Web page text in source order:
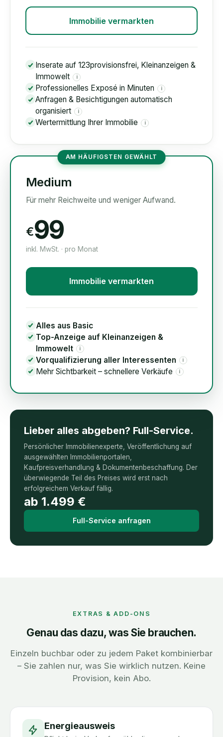
Immobilie vermarkten
Inserate auf 123provisionsfrei, Kleinanzeigen &
Immowelt
i
Professionelles Exposé in Minuten i
Anfragen & Besichtigungen automatisch
organisiert
i
Wertermittlung Ihrer Immobilie i
AM HÄUFIGSTEN GEWÄHLT
Medium
Für mehr Reichweite und weniger Aufwand.
€99
inkl. MwSt. · pro Monat
Immobilie vermarkten
Alles aus Basic
Top-Anzeige auf Kleinanzeigen &
Immowelt
i
Vorqualifizierung aller Interessenten i
Mehr Sichtbarkeit – schnellere Verkäufe i
Lieber alles abgeben? Full-Service.
Persönlicher Immobilienexperte, Veröffentlichung auf
ausgewählten Immobilienportalen,
Kaufpreisverhandlung & Dokumentenbeschaffung. Der
überwiegende Teil des Preises wird erst nach
erfolgreichem Verkauf fällig.
ab 1.499 €
Full-Service anfragen
EXTRAS & ADD-ONS
Genau das dazu, was Sie brauchen.
Einzeln buchbar oder zu jedem Paket kombinierbar
– Sie zahlen nur, was Sie wirklich nutzen. Keine
Provision, kein Abo.
Energieausweis